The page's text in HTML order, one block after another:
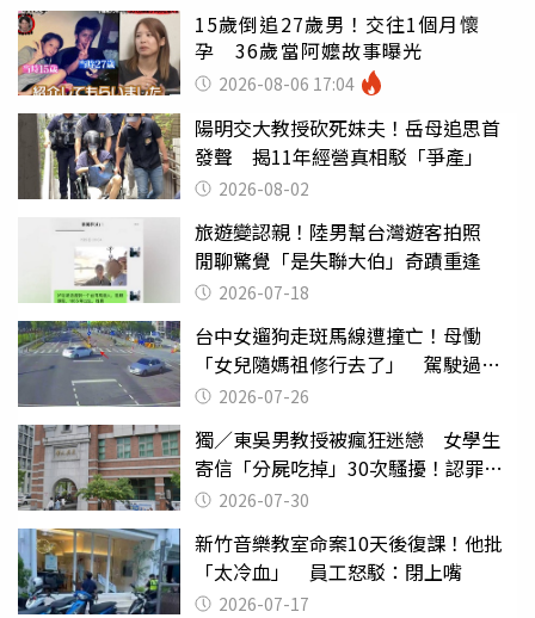
15歲倒追27歲男！交往1個月懷
孕 36歲當阿嬤故事曝光
2026-08-06 17:04
陽明交大教授砍死妹夫！岳母追思首
發聲 揭11年經營真相駁「爭產」
2026-08-02
旅遊變認親！陸男幫台灣遊客拍照
閒聊驚覺「是失聯大伯」奇蹟重逢
2026-07-18
台中女遛狗走斑馬線遭撞亡！母慟
「女兒隨媽祖修行去了」 駕駛過失
致死判9月
2026-07-26
獨／東吳男教授被瘋狂迷戀 女學生
寄信「分屍吃掉」30次騷擾！認罪免
關 2026-07-30
新竹音樂教室命案10天後復課！他批
「太冷血」 員工怒駁：閉上嘴
2026-07-17